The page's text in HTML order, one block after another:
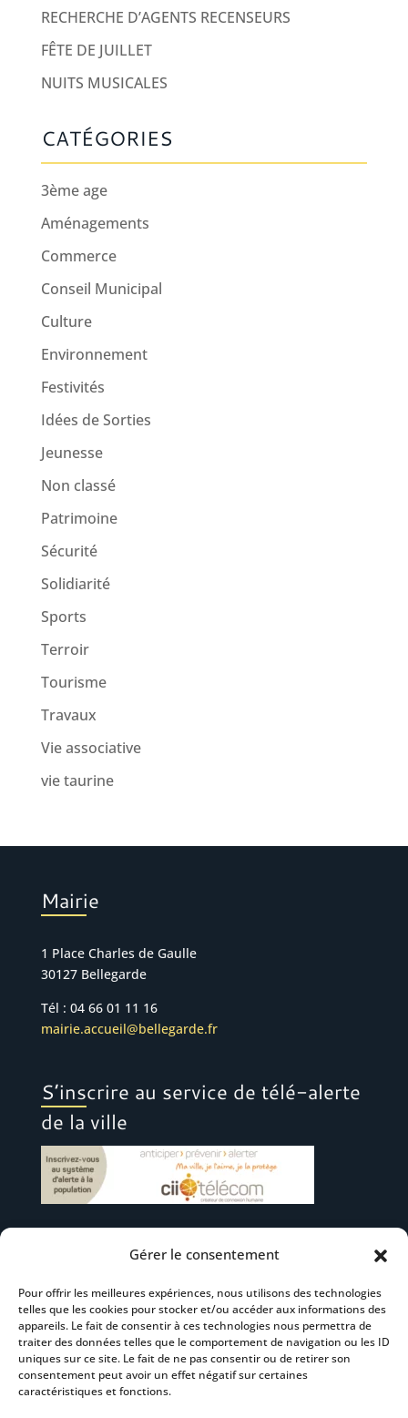
Gérer le consentement
Pour offrir les meilleures expériences, nous utilisons des technologies
telles que les cookies pour stocker et/ou accéder aux informations des
appareils. Le fait de consentir à ces technologies nous permettra de
traiter des données telles que le comportement de navigation ou les ID
uniques sur ce site. Le fait de ne pas consentir ou de retirer son
consentement peut avoir un effet négatif sur certaines
caractéristiques et fonctions.
RECHERCHE D’AGENTS RECENSEURS
FÊTE DE JUILLET
NUITS MUSICALES
CATÉGORIES
3ème age
Aménagements
Commerce
Conseil Municipal
Culture
Environnement
Festivités
Idées de Sorties
Jeunesse
Non classé
Patrimoine
Sécurité
Solidiarité
Sports
Terroir
Tourisme
Travaux
Vie associative
vie taurine
Mairie
1 Place Charles de Gaulle
30127 Bellegarde
Tél : 04 66 01 11 16
mairie.accueil@bellegarde.fr
S’inscrire au service de télé-alerte
de la ville
Suivez-nous
S’abonner à la newsletter